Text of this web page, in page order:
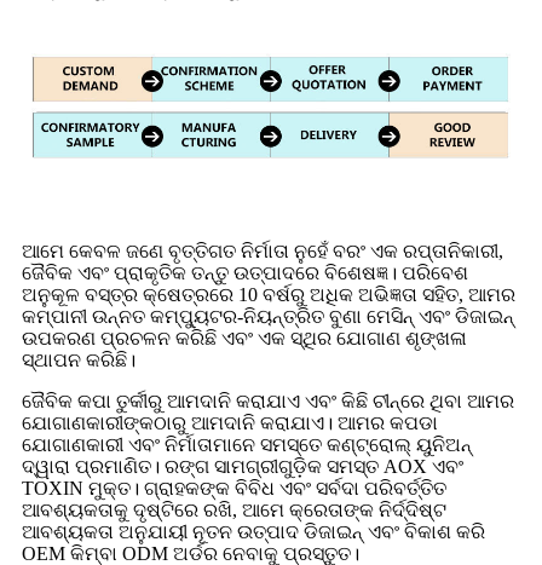
ଆମେ କେବଳ ଜଣେ ବୃତ୍ତିଗତ ନିର୍ମାତା ନୁହେଁ ବରଂ ଏକ ରପ୍ତାନିକାରୀ,
ଜୈବିକ ଏବଂ ପ୍ରାକୃତିକ ତନ୍ତୁ ଉତ୍ପାଦରେ ବିଶେଷଜ୍ଞ। ପରିବେଶ
ଅନୁକୂଳ ବସ୍ତ୍ର କ୍ଷେତ୍ରରେ 10 ବର୍ଷରୁ ଅଧିକ ଅଭିଜ୍ଞତା ସହିତ, ଆମର
କମ୍ପାନୀ ଉନ୍ନତ କମ୍ପ୍ୟୁଟର-ନିୟନ୍ତ୍ରିତ ବୁଣା ମେସିନ୍ ଏବଂ ଡିଜାଇନ୍
ଉପକରଣ ପ୍ରଚଳନ କରିଛି ଏବଂ ଏକ ସ୍ଥିର ଯୋଗାଣ ଶୃଙ୍ଖଳା
ସ୍ଥାପନ କରିଛି।
ଜୈବିକ କପା ତୁର୍କୀରୁ ଆମଦାନି କରାଯାଏ ଏବଂ କିଛି ଚୀନ୍‌ରେ ଥିବା ଆମର
ଯୋଗାଣକାରୀଙ୍କଠାରୁ ଆମଦାନି କରାଯାଏ। ଆମର କପଡା
ଯୋଗାଣକାରୀ ଏବଂ ନିର୍ମାତାମାନେ ସମସ୍ତେ କଣ୍ଟ୍ରୋଲ୍ ୟୁନିଅନ୍
ଦ୍ୱାରା ପ୍ରମାଣିତ। ରଙ୍ଗ ସାମଗ୍ରୀଗୁଡ଼ିକ ସମସ୍ତ AOX ଏବଂ
TOXIN ମୁକ୍ତ। ଗ୍ରାହକଙ୍କ ବିବିଧ ଏବଂ ସର୍ବଦା ପରିବର୍ତ୍ତିତ
ଆବଶ୍ୟକତାକୁ ଦୃଷ୍ଟିରେ ରଖି, ଆମେ କ୍ରେତାଙ୍କ ନିର୍ଦ୍ଦିଷ୍ଟ
ଆବଶ୍ୟକତା ଅନୁଯାୟୀ ନୂତନ ଉତ୍ପାଦ ଡିଜାଇନ୍ ଏବଂ ବିକାଶ କରି
OEM କିମ୍ବା ODM ଅର୍ଡର ନେବାକୁ ପ୍ରସ୍ତୁତ।